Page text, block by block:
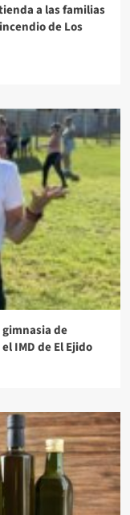
a las familias
de Los
de
IMD de El Ejido